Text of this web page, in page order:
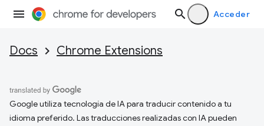
Acceder
Docs Chrome Extensions
Google utiliza tecnología de IA para traducir contenido a tu
idioma preferido. Las traducciones realizadas con IA pueden